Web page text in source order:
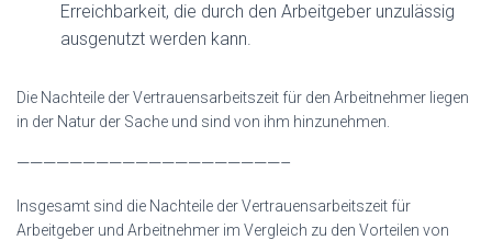
Erreichbarkeit, die durch den Arbeitgeber unzulässig
ausgenutzt werden kann.
Die Nachteile der Vertrauensarbeitszeit für den Arbeitnehmer liegen
in der Natur der Sache und sind von ihm hinzunehmen.
————————————————————–
Insgesamt sind die Nachteile der Vertrauensarbeitszeit für
Arbeitgeber und Arbeitnehmer im Vergleich zu den Vorteilen von